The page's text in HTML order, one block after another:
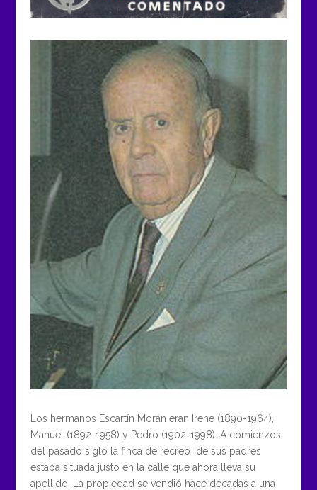
Los hermanos Escartín Morán eran Irene (1890-1964),
Manuel (1892-1958) y Pedro (1902-1998). A comienzos
del pasado siglo la finca de recreo de sus padres
estaba situada justo en la calle que ahora lleva su
apellido. La propiedad se vendió hace décadas a una